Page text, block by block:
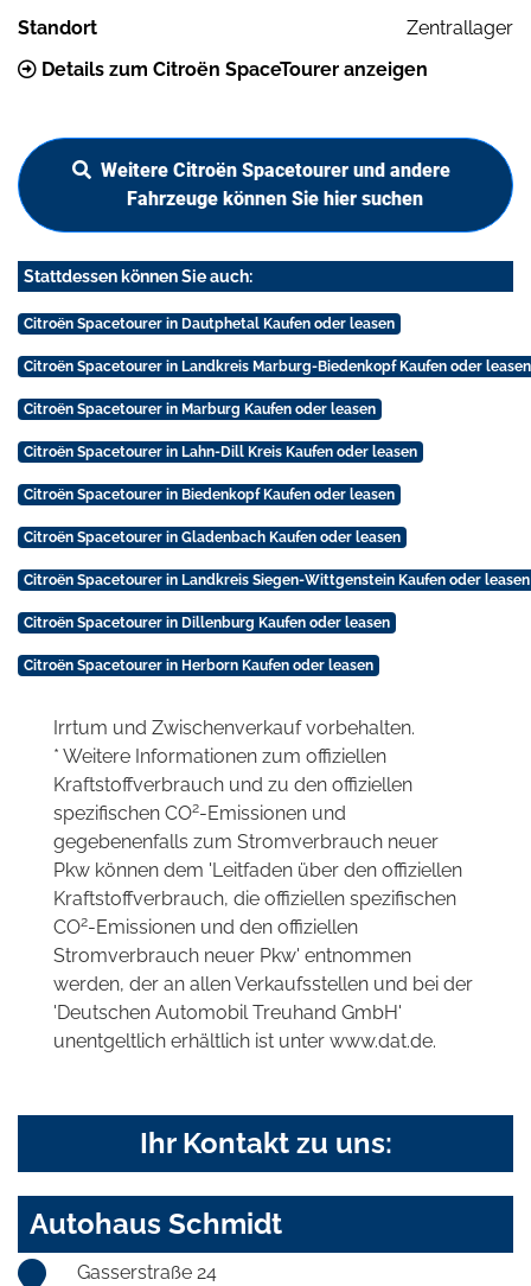
Standort
Zentrallager
Details zum Citroën SpaceTourer anzeigen
Weitere Citroën Spacetourer und andere
Fahrzeuge können Sie hier suchen
Stattdessen können Sie auch:
Citroën Spacetourer in Dautphetal Kaufen oder leasen
Citroën Spacetourer in Landkreis Marburg-Biedenkopf Kaufen oder leasen
Citroën Spacetourer in Marburg Kaufen oder leasen
Citroën Spacetourer in Lahn-Dill Kreis Kaufen oder leasen
Citroën Spacetourer in Biedenkopf Kaufen oder leasen
Citroën Spacetourer in Gladenbach Kaufen oder leasen
Citroën Spacetourer in Landkreis Siegen-Wittgenstein Kaufen oder leasen
Citroën Spacetourer in Dillenburg Kaufen oder leasen
Citroën Spacetourer in Herborn Kaufen oder leasen
Irrtum und Zwischenverkauf vorbehalten.
* Weitere Informationen zum offiziellen
Kraftstoffverbrauch und zu den offiziellen
spezifischen CO2-Emissionen und
gegebenenfalls zum Stromverbrauch neuer
Pkw können dem 'Leitfaden über den offiziellen
Kraftstoffverbrauch, die offiziellen spezifischen
CO2-Emissionen und den offiziellen
Stromverbrauch neuer Pkw' entnommen
werden, der an allen Verkaufsstellen und bei der
'Deutschen Automobil Treuhand GmbH'
unentgeltlich erhältlich ist unter www.dat.de.
Ihr Kontakt zu uns:
Autohaus Schmidt
Gasserstraße 24